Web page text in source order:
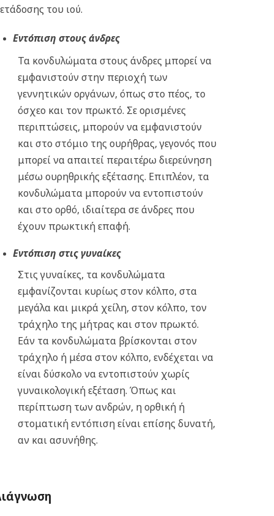
του ιού.
Εντόπιση στους άνδρες
Τα κονδυλώματα στους άνδρες μπορεί να
εμφανιστούν στην περιοχή των
γεννητικών οργάνων, όπως στο πέος, το
όσχεο και τον πρωκτό. Σε ορισμένες
περιπτώσεις, μπορούν να εμφανιστούν
και στο στόμιο της ουρήθρας, γεγονός που
μπορεί να απαιτεί περαιτέρω διερεύνηση
μέσω ουρηθρικής εξέτασης. Επιπλέον, τα
κονδυλώματα μπορούν να εντοπιστούν
και στο ορθό, ιδιαίτερα σε άνδρες που
έχουν πρωκτική επαφή.
Εντόπιση στις γυναίκες
Στις γυναίκες, τα κονδυλώματα
εμφανίζονται κυρίως στον κόλπο, στα
μεγάλα και μικρά χείλη, στον κόλπο, τον
τράχηλο της μήτρας και στον πρωκτό.
Εάν τα κονδυλώματα βρίσκονται στον
τράχηλο ή μέσα στον κόλπο, ενδέχεται να
είναι δύσκολο να εντοπιστούν χωρίς
γυναικολογική εξέταση. Όπως και
περίπτωση των ανδρών, η ορθική ή
στοματική εντόπιση είναι επίσης δυνατή,
αν και ασυνήθης.